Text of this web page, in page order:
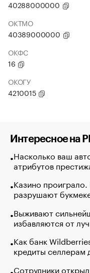
40288000000
ОКТМО
40389000000
ОКФС
16
ОКОГУ
4210015
Интересное на
Насколько ваш
атрибутов
Казино
разрушают
Выживают
избавляются от
Как банк
кредиты селлерам
Сотрудники